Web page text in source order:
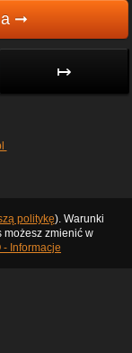
➞
↦
politykę). Warunki
zmienić w
- Informacje